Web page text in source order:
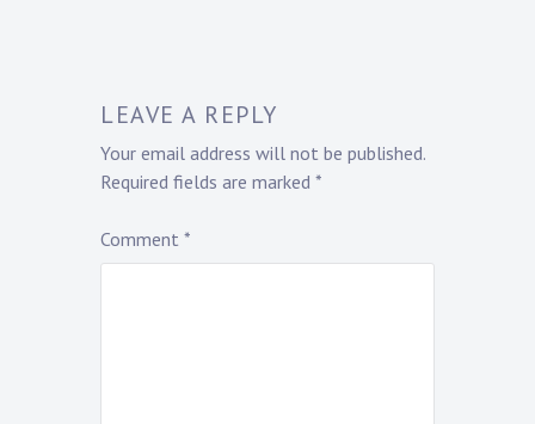
LEAVE A REPLY
Your email address will not be published.
Required fields are marked *
Comment *